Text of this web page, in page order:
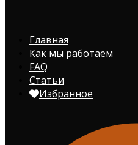
Главная
Как мы работаем
FAQ
Статьи
Избранное